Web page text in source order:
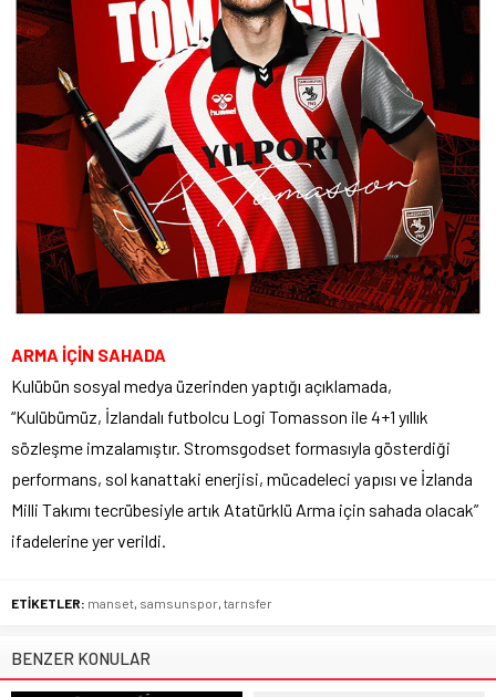
ARMA İÇİN SAHADA
Kulübün sosyal medya üzerinden yaptığı açıklamada,
“Kulübümüz, İzlandalı futbolcu Logi Tomasson ile 4+1 yıllık
sözleşme imzalamıştır. Stromsgodset formasıyla gösterdiği
performans, sol kanattaki enerjisi, mücadeleci yapısı ve İzlanda
Milli Takımı tecrübesiyle artık Atatürklü Arma için sahada olacak”
ifadelerine yer verildi.
ETİKETLER: manset, samsunspor, tarnsfer
BENZER KONULAR